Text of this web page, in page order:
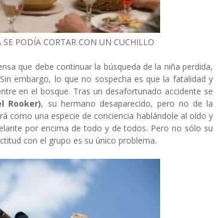
PODÍA CORTAR CON UN CUCHILLO
que debe continuar la búsqueda de la niña perdida,
embargo, lo que no sospecha es que la fatalidad y
en el bosque. Tras un desafortunado accidente se
Rooker), su hermano desaparecido, pero no de la
como una especie de conciencia hablándole al oído y
por encima de todo y de todos. Pero no sólo su
con el grupo es su único problema.